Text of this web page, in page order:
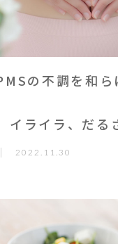
の不調を和ら
イライラ、だる
2022.11.30